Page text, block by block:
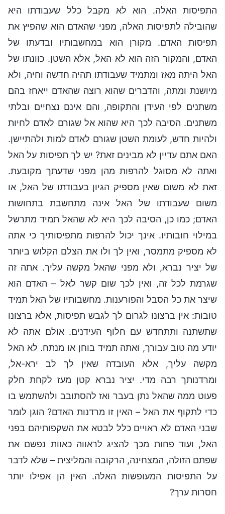
התפיסות האלה. הוא לא מקבל כלל שעבודתו היא
שהובילה לתפיסות האלה, מפני שהאדם הוא שהפיץ את
תפיסות האדם. מקורן הוא במחשבותיו ובדעתו של
האדם, והמקור הזה הוא לא האל, אלא השטן. כוונתו של
האל היתה מאז ומתמיד שעבודתו תהיה חדשה וחיה, ולא
מיושנת ומתה, והדברים שהוא רוצה שהאדם ייאחז בהם
משתנים לפי העידן והתקופה, והם אינם נצחיים ובלתי
משתנים. הסיבה לכך היא שהוא אל שגורם לאדם לחיות
ולהיות חדש, לעומת השטן שגורם לאדם למות ולהתיישן.
האם אתם עדיין לא מבינים זאת? יש לך תפיסות על האל
ואתה לא מסוגל להרפות מהן מפני שדעתך מקובעת.
זאת לא משום שאין מספיק הגיון בעבודתו של האל, או
משום שעבודתו של האל אינה מתחשבת בתחושות
האדם; כמו כן, הסיבה לכך היא לא שהאל תמיד מתרשל
במילוי חובותיו. אינך יכול להרפות מתפיסותיך כי אתה
לא מספיק מתמסר, ואין לך ולו את הצלם הקלוש ביותר
של יציר נברא, ולא מפני שהאל מקשה עליך. אתה זה
שגרמת לכל זה, ואין לכך שום קשר לאל – האדם הוא
שיצר את כל הסבל והפורענות. מחשבותיו של האל תמיד
טובות: אין ברצונו לגרום לך לגבש תפיסות, אלא ברצונו
שתשתנה ותתחדש עם חלוף העידנים. אולם אתה לא
יודע מה טוב עבורך, ואתה תמיד בוחן או מנתח. לא האל
מקשה עליך, אלא העובדה שאין לך לב ירא-אל,
ומרדנותך רבה מדי. יציר נברא קטן מעז לקחת חלק
פעוט ממה שהאל נתן בעבר ואז להסתובב ולהשתמש בו
כדי לתקוף את האל – האין זו מרדנות האדם? הוגן לומר
שבני האדם לא ראויים כלל לבטא את השקפותיהם בפני
האל, ועוד פחות מכך להציג לראווה כאוות נפשם את
שפתם הזולה, המצחינה, הרקובה והמליצית – שלא לדבר
על התפיסות המעופשות האלה. האין הן אפילו יותר
חסרות ערך?